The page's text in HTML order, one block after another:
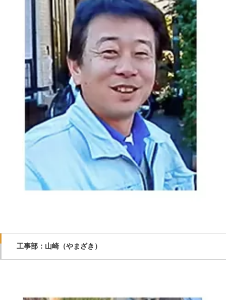
工事部：山崎（やまざき）